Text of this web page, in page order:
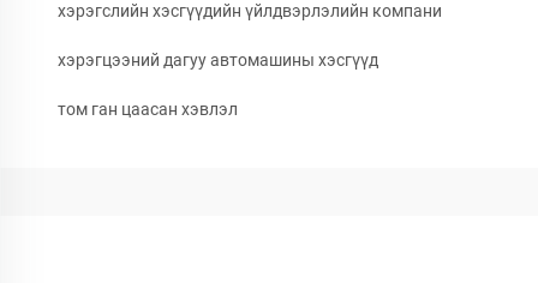
хэрэгслийн хэсгүүдийн үйлдвэрлэлийн компани
хэрэгцээний дагуу автомашины хэсгүүд
том ган цаасан хэвлэл